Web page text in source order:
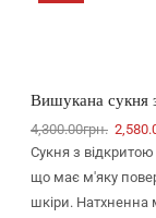
Вишукана сукня
4,300.00грн.
Сукня з
що має м'яку
шкіри. Натхненна